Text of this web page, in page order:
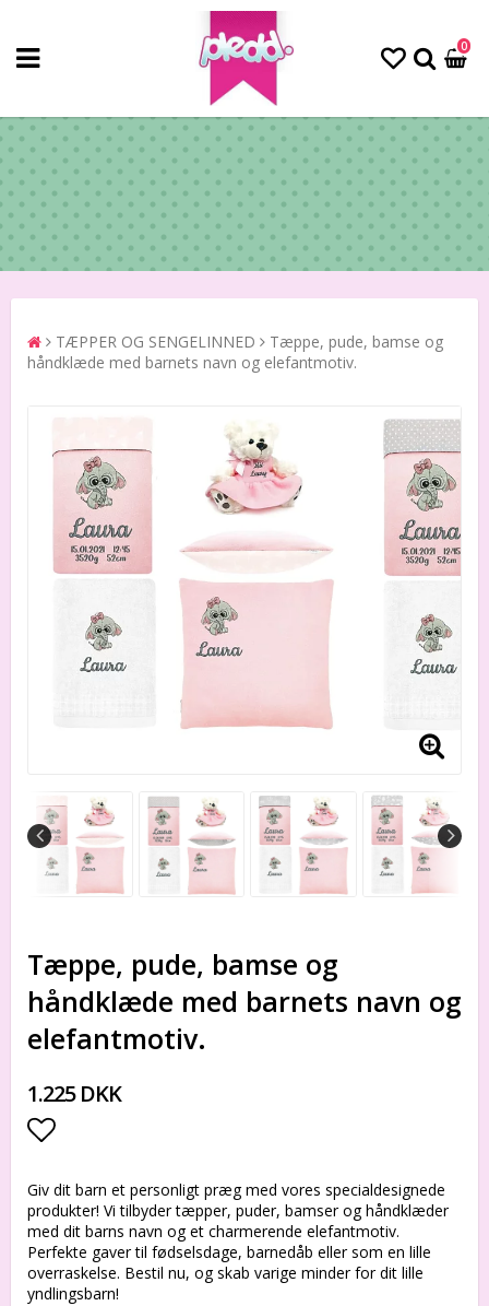
0
TÆPPER OG SENGELINNED
Tæppe, pude, bamse og
håndklæde med barnets navn og elefantmotiv.
Tæppe, pude, bamse og
håndklæde med barnets navn og
elefantmotiv.
1.225 DKK
Giv dit barn et personligt præg med vores specialdesignede
produkter! Vi tilbyder tæpper, puder, bamser og håndklæder
med dit barns navn og et charmerende elefantmotiv.
Perfekte gaver til fødselsdage, barnedåb eller som en lille
overraskelse. Bestil nu, og skab varige minder for dit lille
yndlingsbarn!